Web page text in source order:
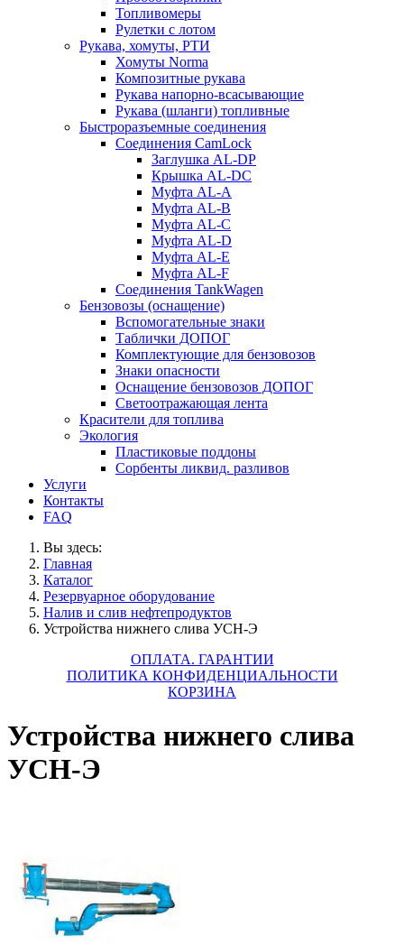
Топливомеры
Рулетки с лотом
Рукава, хомуты, РТИ
Хомуты Norma
Композитные рукава
Рукава напорно-всасывающие
Рукава (шланги) топливные
Быстроразъемные соединения
Соединения CamLock
Заглушка AL-DP
Крышка AL-DC
Муфта AL-A
Муфта AL-B
Муфта AL-C
Муфта AL-D
Муфта AL-E
Муфта AL-F
Соединения TankWagen
Бензовозы (оснащение)
Вспомогательные знаки
Таблички ДОПОГ
Комплектующие для бензовозов
Знаки опасности
Оснащение бензовозов ДОПОГ
Светоотражающая лента
Красители для топлива
Экология
Пластиковые поддоны
Сорбенты ликвид. разливов
Услуги
Контакты
FAQ
Вы здесь:
Главная
Каталог
Резервуарное оборудование
Налив и слив нефтепродуктов
Устройства нижнего слива УСН-Э
ОПЛАТА. ГАРАНТИИ
ПОЛИТИКА КОНФИДЕНЦИАЛЬНОСТИ
КОРЗИНА
Устройства нижнего слива
УСН-Э